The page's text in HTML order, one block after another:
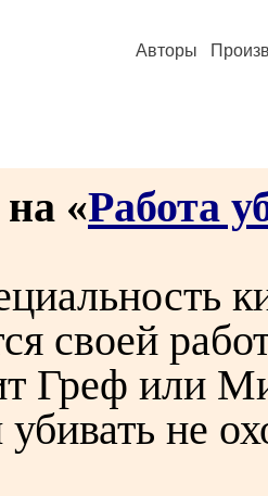
Авторы
«Работа
своей
Греф или
не